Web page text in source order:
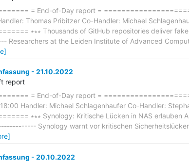
= End-of-Day report =
Thomas Pribitzer Co-Handler: Michael
∗∗∗ Thousands of GitHub repositories deliver
at the Leiden Institute of Advanced
- 21.10.2022
report
= End-of-Day report =
Handler: Michael Schlagenhaufer Co-Handler:
∗∗∗ Synology: Kritische Lücken in NAS
Synology warnt vor kritischen Sicherheitslücken
- 20.10.2022